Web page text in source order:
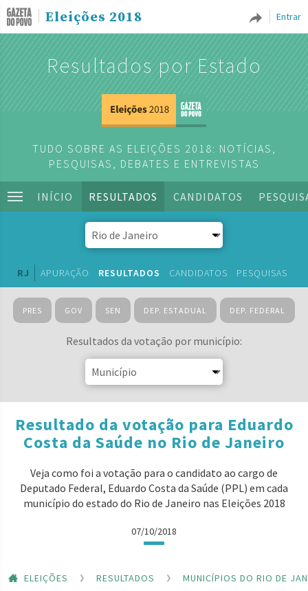
Entrar
Eleições 2018
Resultados por Estado
TUDO SOBRE AS ELEIÇÕES 2018: NOTÍCIAS,
PESQUISAS, DEBATES E ENTREVISTAS
INÍCIO RESULTADOS CANDIDATOS
RJ APURAÇÃO RESULTADOS CANDIDATOS PESQUISAS
PRES GOV SEN DEP. ESTADUAL DEP. FEDERAL
Resultados da votação por município:
Resultado da votação para Eduardo
Costa da Saúde no Rio de Janeiro
Veja como foi a votação para o candidato ao cargo de
Deputado Federal, Eduardo Costa da Saúde (PPL) em cada
município do estado do Rio de Janeiro nas Eleições 2018
07/10/2018
ELEIÇÕES RESULTADOS
MUNICÍPIOS DO RIO DE